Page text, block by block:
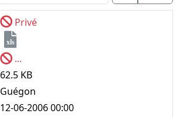
Privé
xls
...
62.5 KB
Guégon
12-06-2006 00:00